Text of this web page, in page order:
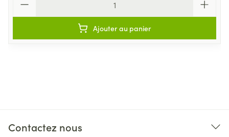
Ajouter au panier
Contactez nous